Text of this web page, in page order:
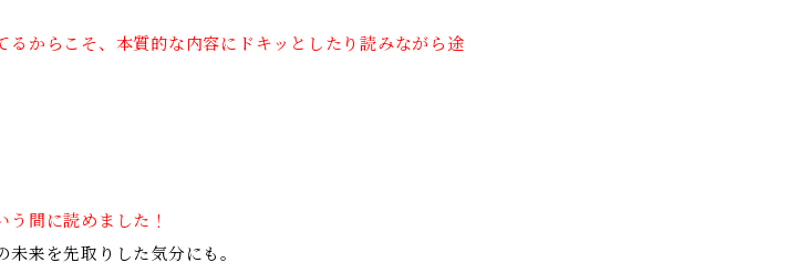
からこそ、本質的な内容にドキッとしたり読みながら途
間に読めました！
来を先取りした気分にも。